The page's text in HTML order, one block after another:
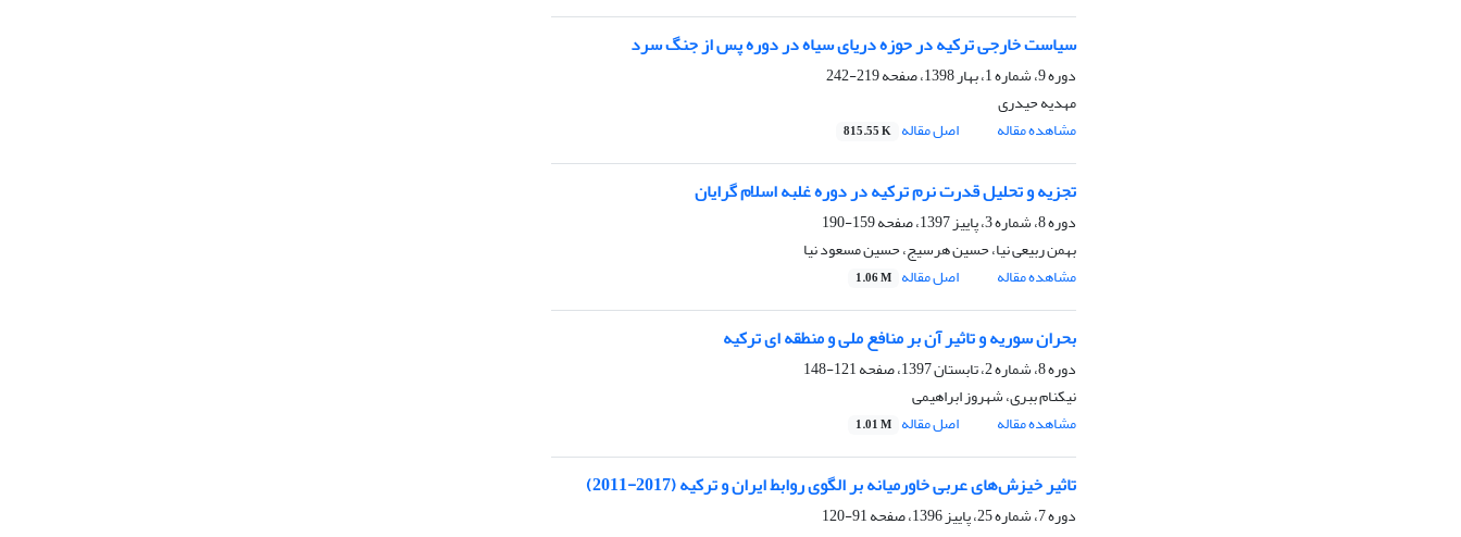
سیاست خارجی ترکیه در حوزه دریای سیاه در دوره پس از جنگ سرد
دوره 9، شماره 1، بهار 1398، صفحه
219-242
مهدیه حیدری
مشاهده مقاله
اصل مقاله 815.55 K
تجزیه و تحلیل قدرت نرم ترکیه در دوره غلبه اسلام گرایان
دوره 8، شماره 3، پاییز 1397، صفحه
159-190
بهمن ربیعی نیا، حسین هرسیج، حسین مسعود نیا
مشاهده مقاله
اصل مقاله 1.06 M
بحران سوریه و تاثیر آن بر منافع ملی و منطقه ای ترکیه
دوره 8، شماره 2، تابستان 1397، صفحه
121-148
نیکنام ببری، شهروز ابراهیمی
مشاهده مقاله
اصل مقاله 1.01 M
تاثیر خیزش‌های عربی خاورمیانه بر الگوی روابط ایران و ترکیه (2017-2011)
دوره 7، شماره 25، پاییز 1396، صفحه
91-120